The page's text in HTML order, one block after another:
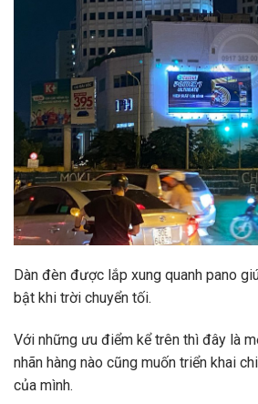
Dàn đèn được lắp xung quanh pano
bật khi trời chuyển tối.
Với những ưu điểm kể trên thì đây là
nhãn hàng nào cũng muốn triển khai
của mình.